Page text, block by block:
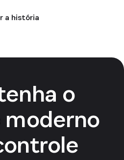
a história
o
moderno